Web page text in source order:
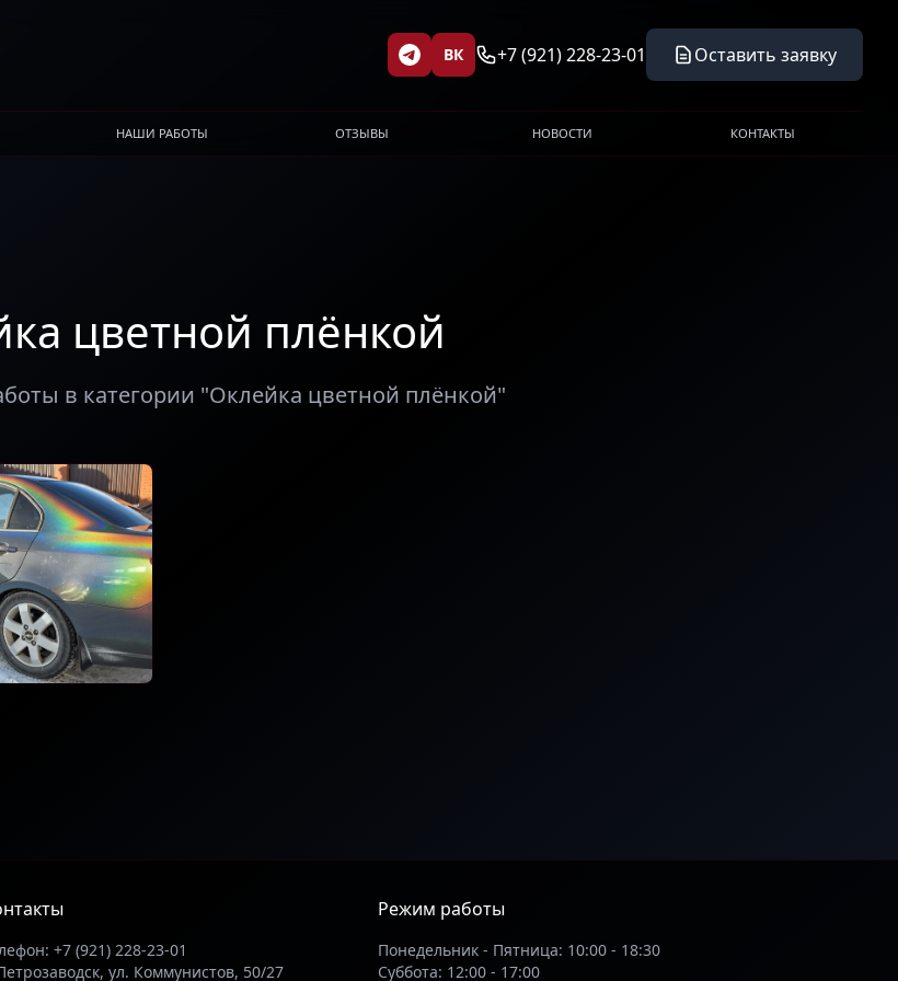
ВК +7 (921) 228-23-01 Оставить заявку
НАШИ РАБОТЫ ОТЗЫВЫ НОВОСТИ КОНТАКТЫ
цветной плёнкой
в категории "Оклейка цветной плёнкой"
+7 (921) 228-23-01
ул. Коммунистов, 50/27
Режим работы
Понедельник - Пятница: 10:00 - 18:30
Суббота: 12:00 - 17:00